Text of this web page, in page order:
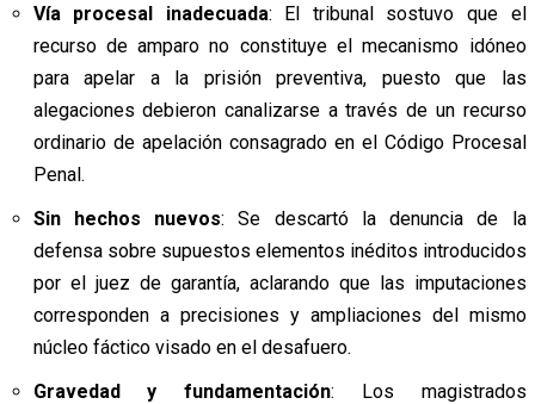
Vía procesal inadecuada: El tribunal sostuvo que el
recurso de amparo no constituye el mecanismo idóneo
para apelar a la prisión preventiva, puesto que las
alegaciones debieron canalizarse a través de un recurso
ordinario de apelación consagrado en el Código Procesal
Penal.
Sin hechos nuevos: Se descartó la denuncia de la
defensa sobre supuestos elementos inéditos introducidos
por el juez de garantía, aclarando que las imputaciones
corresponden a precisiones y ampliaciones del mismo
núcleo fáctico visado en el desafuero.
Gravedad y fundamentación: Los magistrados